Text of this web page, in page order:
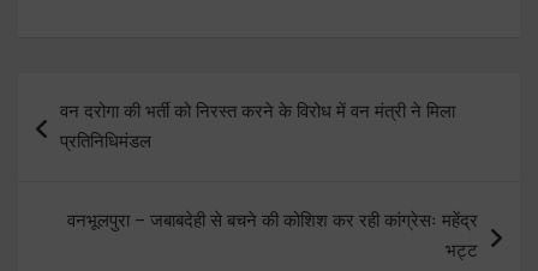
navigation
वन दरोगा की भर्ती को निरस्त करने के विरोध में वन मंत्री ने मिला
प्रतिनिधिमंडल
वनभूलपुरा – जबाबदेही से बचने की कोशिश कर रही कांग्रेसः महेंद्र
भट्ट